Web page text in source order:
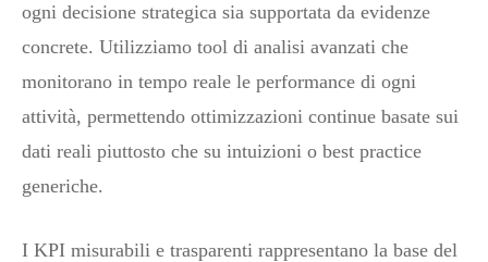
ogni decisione strategica sia supportata da evidenze
concrete. Utilizziamo tool di analisi avanzati che
monitorano in tempo reale le performance di ogni
attività, permettendo ottimizzazioni continue basate sui
dati reali piuttosto che su intuizioni o best practice
generiche.
I KPI misurabili e trasparenti rappresentano la base del